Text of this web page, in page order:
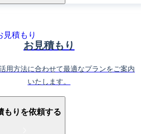
お見積もり
用方法に合わせて最適なプランをご案内
いたします。
もりを依頼する